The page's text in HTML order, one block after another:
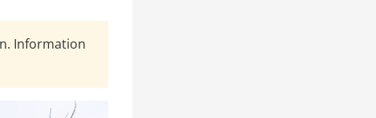
Information